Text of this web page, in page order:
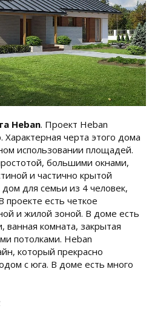
Heban. Проект Heban
Характерная черта этого дома
использовании площадей.
большими окнами,
и частично крытой
для семьи из 4 человек,
есть четкое
​​и жилой зоной. В доме есть
ванная комната, закрытая
потолками. Heban
который прекрасно
с юга. В доме есть много